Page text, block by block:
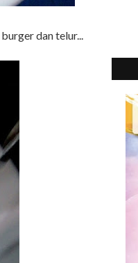
dan telur...
►
►
►
►